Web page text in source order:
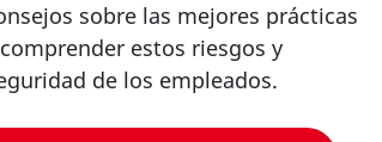
sobre las mejores prácticas
estos riesgos y
de los empleados.